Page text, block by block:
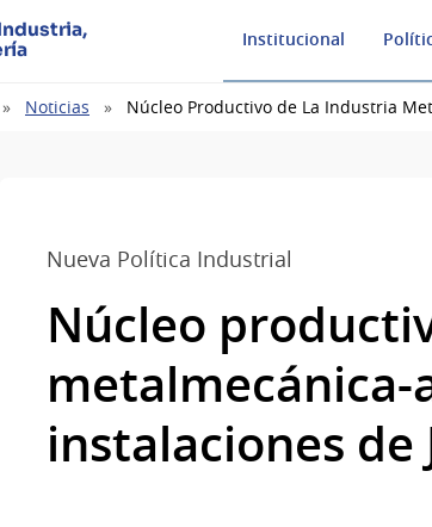
Institucional
Noticias Núcleo Productivo de La Industria
Nueva Política Industrial
Núcleo
instalaciones de